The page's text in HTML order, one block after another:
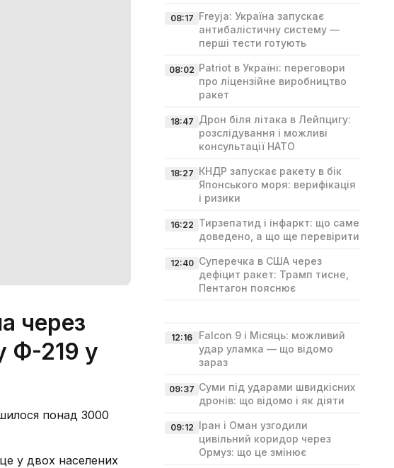
через
Ф-219 у
понад 3000
у двох населених
08:17 Freyja: Україна запускає
антибалістичну систему —
перші тести готують
08:02 Patriot в Україні: переговори
про ліцензійне виробництво
ракет
18:47 Дрон біля літака в Лейпцигу:
розслідування і можливі
консультації НАТО
18:27 КНДР запускає ракету в бік
Японського моря: верифікація
і ризики
16:22 Тирзепатид і інфаркт: що саме
доведено, а що ще перевірити
12:40 Суперечка в США через
дефіцит ракет: Трамп тисне,
Пентагон пояснює
12:16
Falcon 9 і Місяць: можливий
удар уламка — що відомо
зараз
09:37 Суми під ударами швидкісних
дронів: що відомо і як діяти
09:12 Іран і Оман узгодили
цивільний коридор через
Ормуз: що це змінює